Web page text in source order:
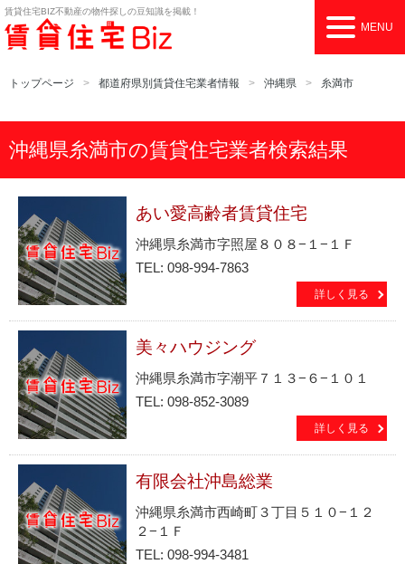
賃貸住宅BIZ不動産の物件探しの豆知識を掲載！
MENU
トップページ 都道府県別賃貸住宅業者情報 沖縄県 糸満市
沖縄県糸満市の賃貸住宅業者検索結果
あい愛高齢者賃貸住宅
沖縄県糸満市字照屋８０８−１−１Ｆ
TEL: 098-994-7863
詳しく見る
美々ハウジング
沖縄県糸満市字潮平７１３−６−１０１
TEL: 098-852-3089
詳しく見る
有限会社沖島総業
沖縄県糸満市西崎町３丁目５１０−１２
２−１Ｆ
TEL: 098-994-3481